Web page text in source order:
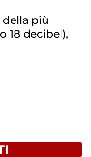
più
18 decibel),